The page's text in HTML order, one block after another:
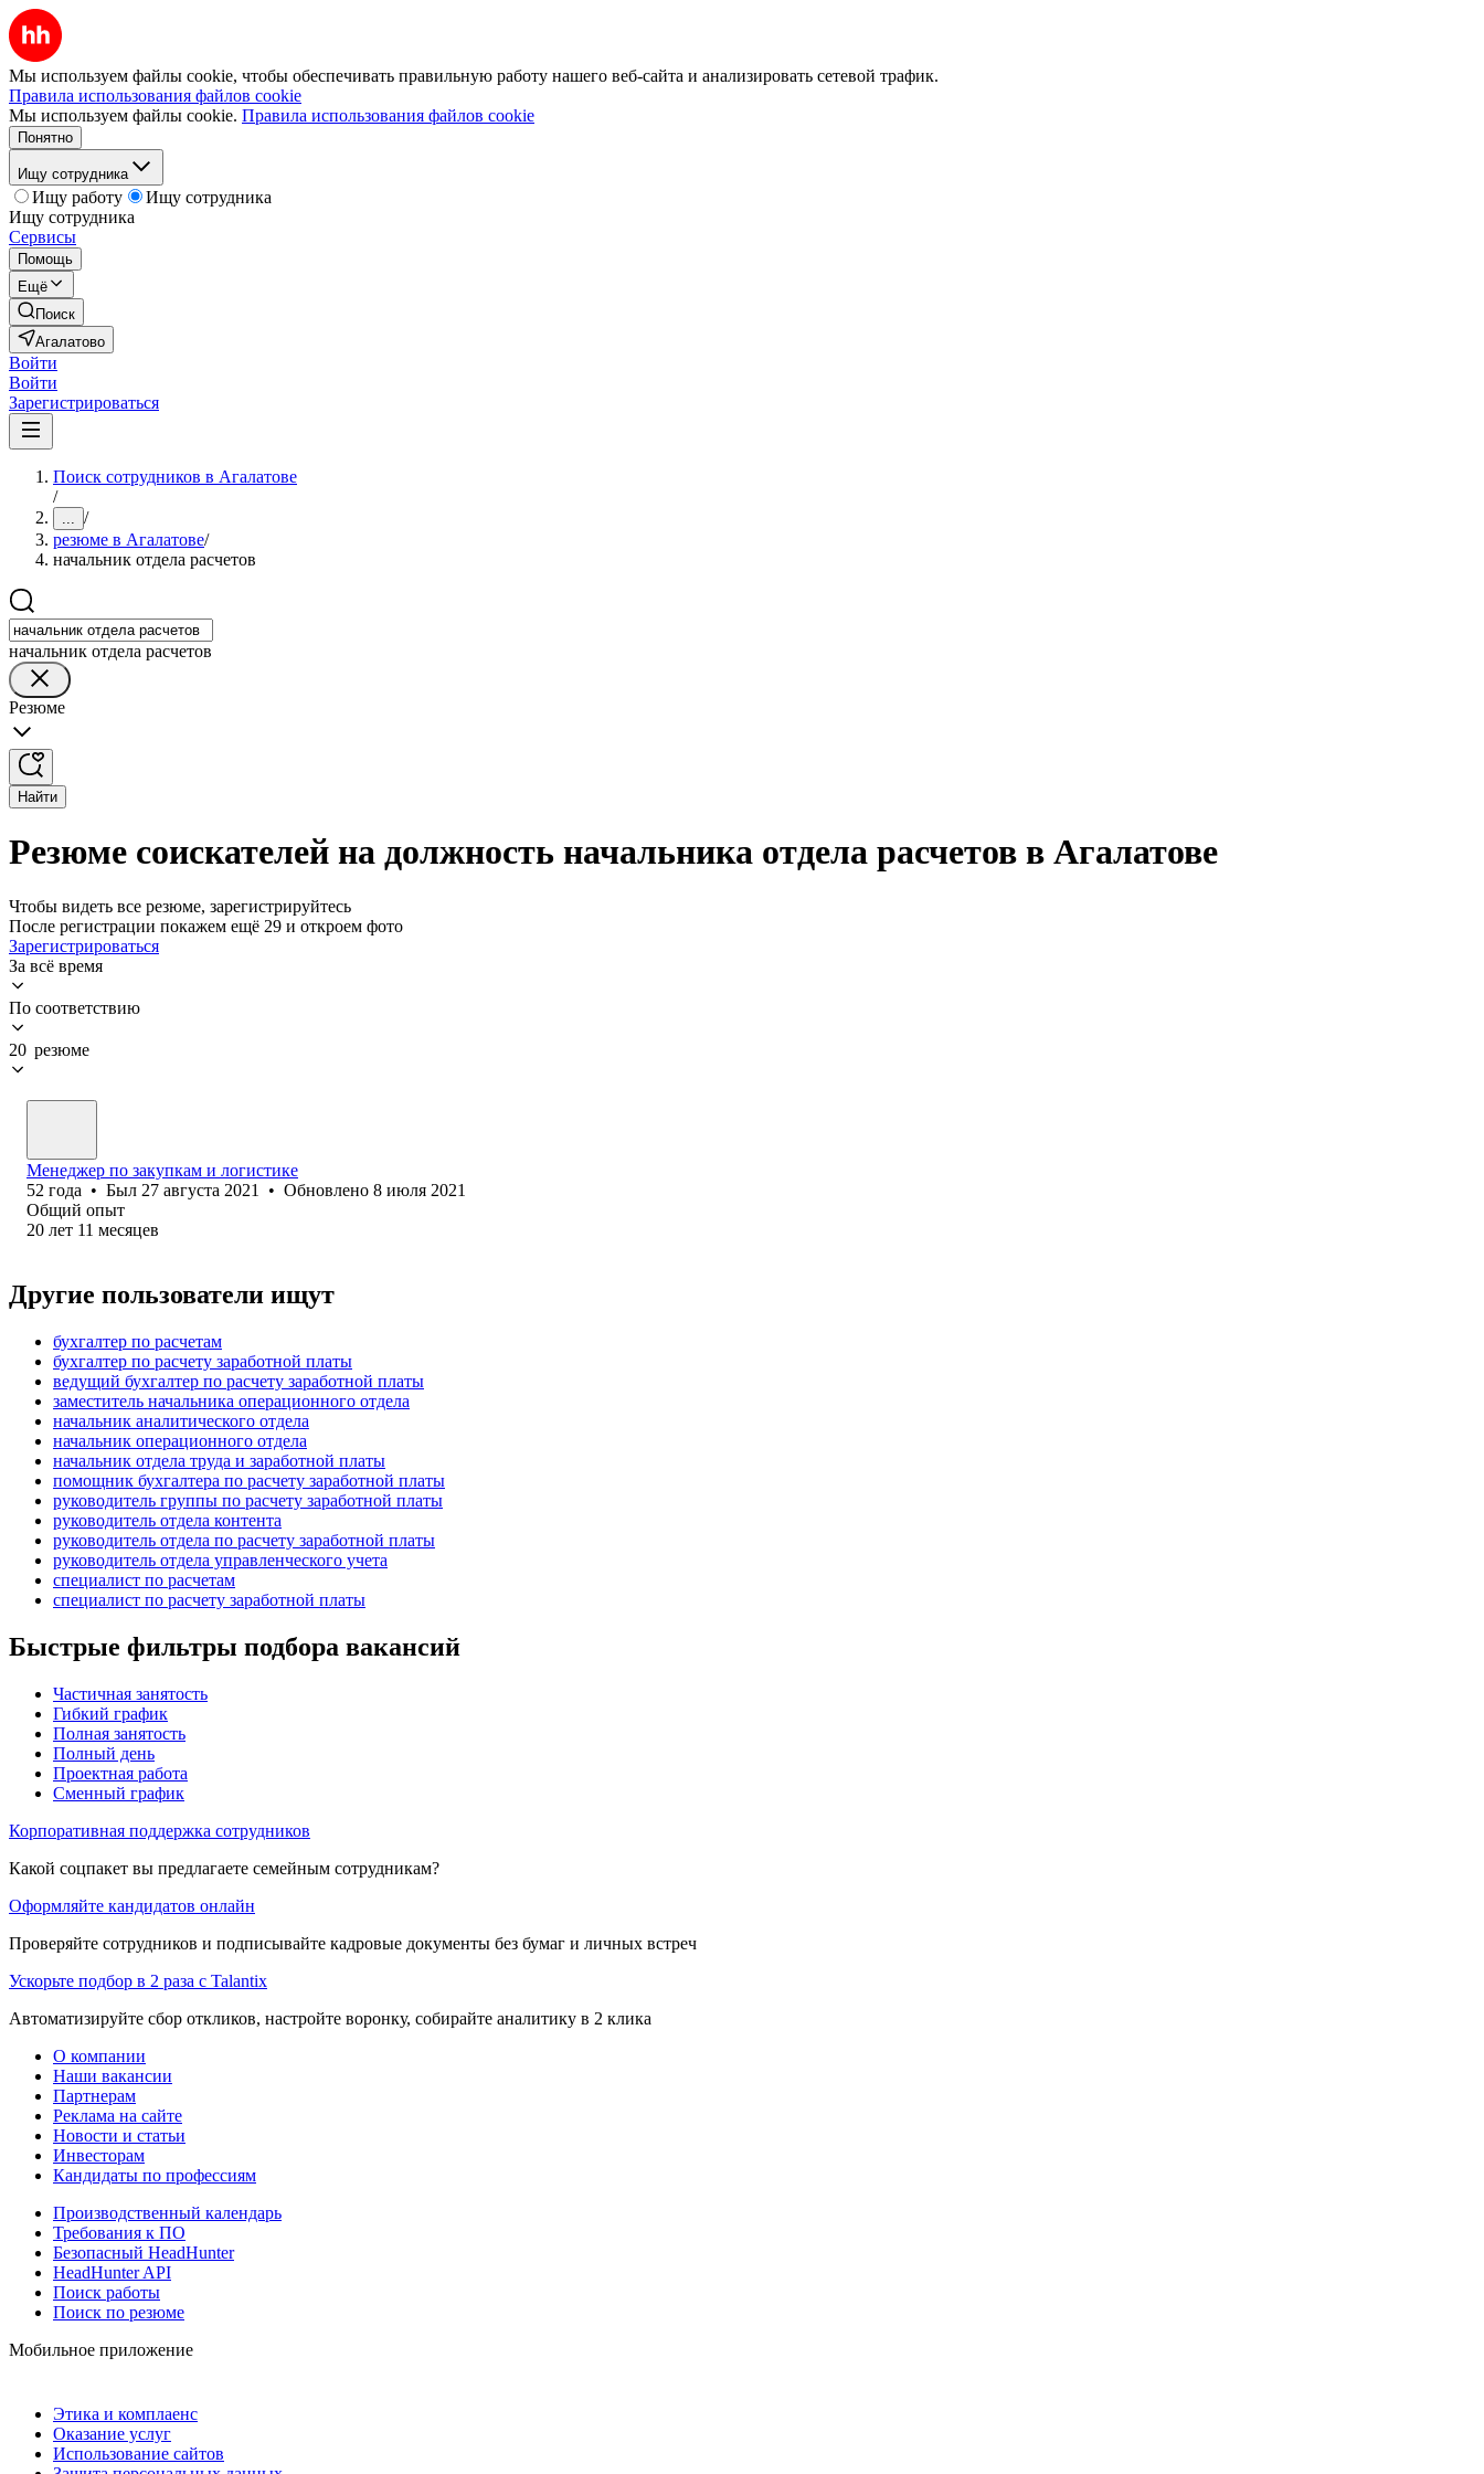
Мы используем файлы cookie, чтобы обеспечивать правильную работу нашего веб-сайта и анализировать сетевой трафик.
Правила использования файлов cookie
Мы используем файлы cookie. Правила использования файлов cookie
Понятно
Ищу сотрудника
Ищу работу
Ищу сотрудника
Ищу сотрудника
Сервисы
Помощь
Ещё
Поиск
Агалатово
Войти
Войти
Зарегистрироваться
Поиск сотрудников в Агалатове
/
... /
резюме в Агалатове/
начальник отдела расчетов
начальник отдела расчетов
Резюме
Найти
Резюме соискателей на должность начальника отдела расчетов в Агалатове
Чтобы видеть все резюме, зарегистрируйтесь
После регистрации покажем ещё 29 и откроем фото
Зарегистрироваться
За всё время
По соответствию
20 резюме
Менеджер по закупкам и логистике
52 года • Был 27 августа 2021 • Обновлено 8 июля 2021
Общий опыт
20 лет 11 месяцев
Другие пользователи ищут
бухгалтер по расчетам
бухгалтер по расчету заработной платы
ведущий бухгалтер по расчету заработной платы
заместитель начальника операционного отдела
начальник аналитического отдела
начальник операционного отдела
начальник отдела труда и заработной платы
помощник бухгалтера по расчету заработной платы
руководитель группы по расчету заработной платы
руководитель отдела контента
руководитель отдела по расчету заработной платы
руководитель отдела управленческого учета
специалист по расчетам
специалист по расчету заработной платы
Быстрые фильтры подбора вакансий
Частичная занятость
Гибкий график
Полная занятость
Полный день
Проектная работа
Сменный график
Корпоративная поддержка сотрудников
Какой соцпакет вы предлагаете семейным сотрудникам?
Оформляйте кандидатов онлайн
Проверяйте сотрудников и подписывайте кадровые документы без бумаг и личных встреч
Ускорьте подбор в 2 раза с Talantix
Автоматизируйте сбор откликов, настройте воронку, собирайте аналитику в 2 клика
О компании
Наши вакансии
Партнерам
Реклама на сайте
Новости и статьи
Инвесторам
Кандидаты по профессиям
Производственный календарь
Требования к ПО
Безопасный HeadHunter
HeadHunter API
Поиск работы
Поиск по резюме
Мобильное приложение
Этика и комплаенс
Оказание услуг
Использование сайтов